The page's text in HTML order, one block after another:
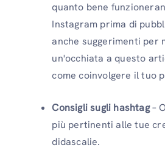
quanto bene
Instagram prima di
anche suggerimenti per
un'occhiata a questo
come coinvolgere il tuo
Consigli sugli hashtag–
più pertinenti alle tue
didascalie.